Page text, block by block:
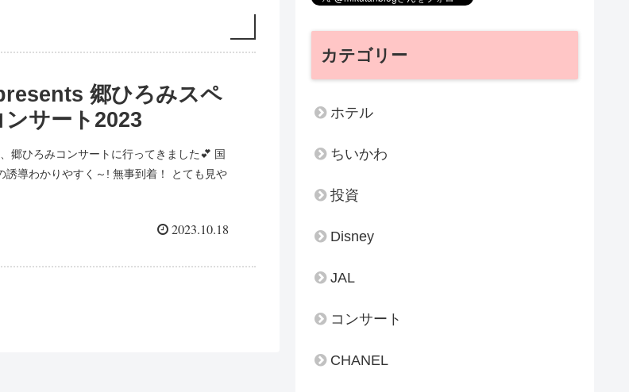
郷ひろみスペ
サート2023
郷ひろみコンサートに行ってきました💕 国
誘導わかりやすく～! 無事到着！ とても見や
2023.10.18
カテゴリー
ホテル
ちいかわ
投資
Disney
JAL
コンサート
CHANEL